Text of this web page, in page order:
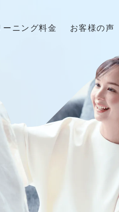
ーニング料金 お客様の声